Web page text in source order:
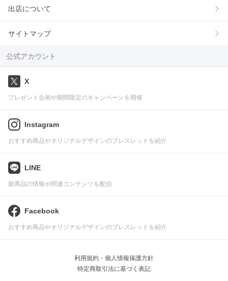
出店について
サイトマップ
公式アカウント
X
プレゼント企画や期間限定のキャンペーンを開催
Instagram
おすすめ商品やオリジナルデザインのブレスレットを紹介
LINE
新商品の情報や関連コンテンツを配信
Facebook
おすすめ商品やオリジナルデザインのブレスレットを紹介
利用規約・個人情報保護方針
特定商取引法に基づく表記